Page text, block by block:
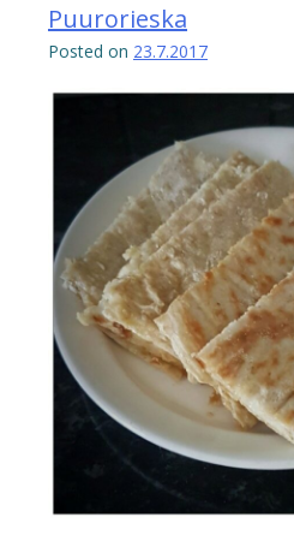
Puurorieska
Posted on 23.7.2017